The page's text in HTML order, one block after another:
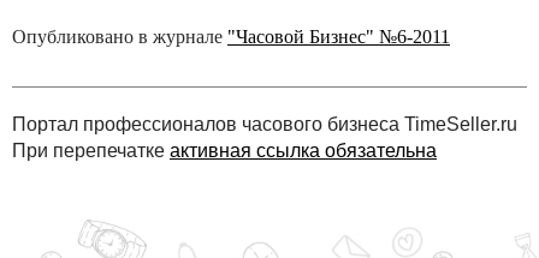
Опубликовано в журнале "Часовой Бизнес" №6-2011
Портал профессионалов часового бизнеса TimeSeller.ru
При перепечатке активная ссылка обязательна